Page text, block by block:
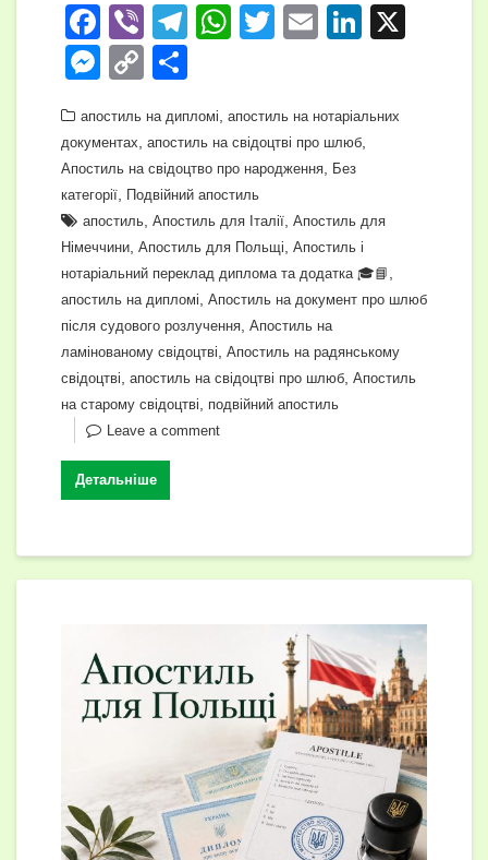
F
a
c
e
b
o
o
k
Vi
b
er
T
gr
a
m
W
s
A
p
p
T
er
E
Li
e
dI
M
ss
e
n
g
er
C
p
y
Li
n
k
ді
л
и
т
и
с
я
апостиль на дипломі апостиль на нотаріальних
документах апостиль на свідоцтві про шлюб
Апостиль на свідоцтво про народження Без
категорії Подвійний апостиль
апостиль Апостиль для Італії Апостиль для
Німеччини Апостиль для Польщі Апостиль і
нотаріальний переклад диплома та додатка 🎓📘
апостиль на дипломі Апостиль на документ про шлюб
після судового розлучення Апостиль на
ламінованому свідоцтві Апостиль на радянському
свідоцтві апостиль на свідоцтві про шлюб Апостиль
на старому свідоцтві
подвійний апостиль
Leave a comment
Детальніше